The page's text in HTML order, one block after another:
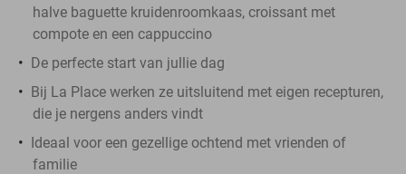
halve baguette kruidenroomkaas, croissant met
compote en een cappuccino
De perfecte start van jullie dag
Bij La Place werken ze uitsluitend met eigen recepturen,
die je nergens anders vindt
Ideaal voor een gezellige ochtend met vrienden of
familie